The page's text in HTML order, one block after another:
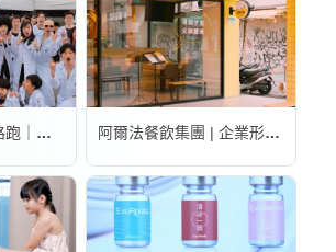
安立司食品 搖滾路跑｜活動錄影 阿爾法餐飲集團 | 企業形象宣傳片